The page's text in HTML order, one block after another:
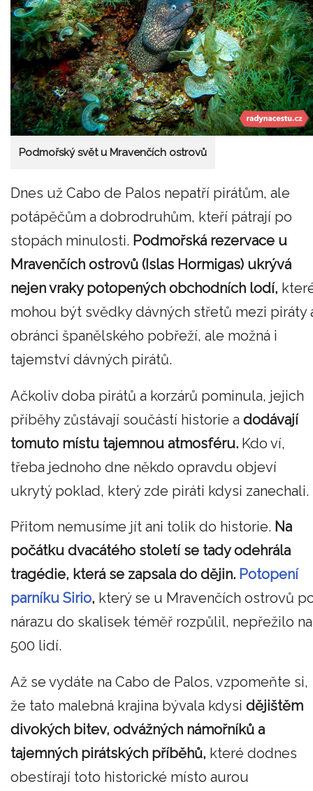
Podmořský svět u Mravenčích ostrovů
Dnes už Cabo de Palos nepatří pirátům, ale
potápěčům a dobrodruhům, kteří pátrají po
stopách minulosti. Podmořská rezervace u
Mravenčích ostrovů (Islas Hormigas) ukrývá
nejen vraky potopených obchodních lodí,
mohou být svědky dávných střetů mezi piráty
obránci španělského pobřeží, ale možná i
tajemství dávných pirátů.
Ačkoliv doba pirátů a korzárů pominula, jejich
příběhy zůstávají součástí historie a dodávají
tomuto místu tajemnou atmosféru. Kdo ví,
třeba jednoho dne někdo opravdu objeví
ukrytý poklad, který zde piráti kdysi zanechali.
Přitom nemusíme jít ani tolik do historie. Na
počátku dvacátého století se tady odehrála
tragédie, která se zapsala do dějin. Potopení
parníku Sirio, který se u Mravenčích ostrovů
nárazu do skalisek téměř rozpůlil, nepřežilo na
500 lidí.
Až se vydáte na Cabo de Palos, vzpomeňte si,
že tato malebná krajina bývala kdysi dějištěm
divokých bitev, odvážných námořníků a
tajemných pirátských příběhů, které dodnes
obestírají toto historické místo aurou